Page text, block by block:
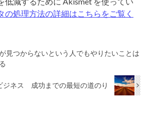
の処理方法の詳細はこちらをご覧く
見つからないという人でもやりたいことは
ジネス 成功までの最短の道のり